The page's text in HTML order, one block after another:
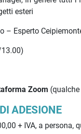
esteri
– Esperto
Zoom
ADESIONE
+ IVA, a